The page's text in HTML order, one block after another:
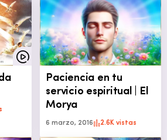
Paciencia en tu
servicio espiritual | El
Morya
6 marzo, 2016 2.6K vistas